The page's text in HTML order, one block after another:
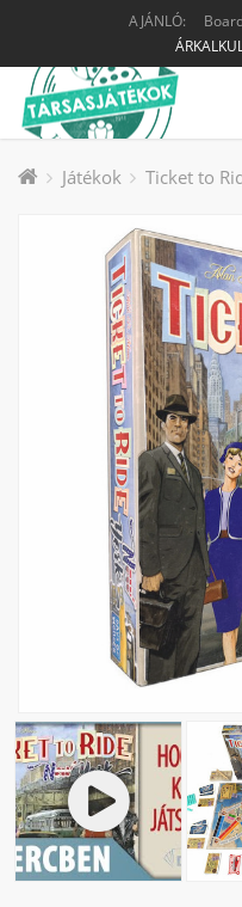
AJÁNLÓ:
Játékok Ticket to